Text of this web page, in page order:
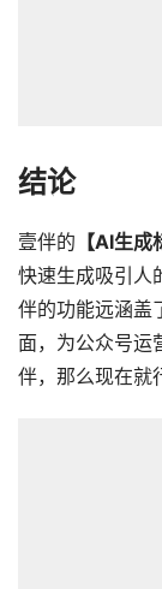
结论
壹伴的 【AI生成
快速生成吸引人
伴的功能远涵盖
面，为公众号运
伴，那么现在就